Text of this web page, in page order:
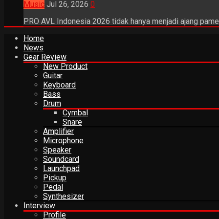
Music Jul 26, 2026 0
PRO AVL Indonesia 2026 tidak hanya menjadi ajang
Home
News
Gear Review
New Product
Guitar
Keyboard
Bass
Drum
Cymbal
Snare
Amplifier
Microphone
Speaker
Soundcard
Launchpad
Pickup
Pedal
Synthesizer
Interview
Profile